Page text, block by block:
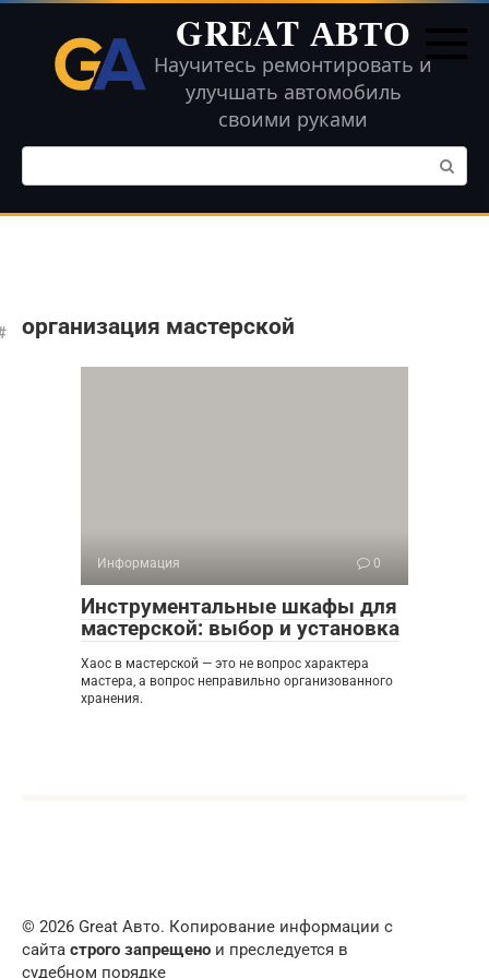
Перейти
контенту
GREAT АВТО
Научитесь ремонтировать и
улучшать автомобиль
своими руками
Поиск:
организация мастерской
Информация 0
Инструментальные шкафы для
мастерской: выбор и установка
Хаос в мастерской — это не вопрос характера
мастера, а вопрос неправильно организованного
хранения.
© 2026 Great Авто. Копирование информации с
сайта строго запрещено и преследуется в
судебном порядке